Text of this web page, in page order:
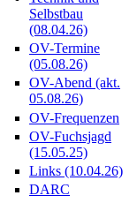
Selbstbau
(08.04.26)
OV-Termine
(05.08.26)
OV-Abend (akt.
05.08.26)
OV-Frequenzen
OV-Fuchsjagd
(15.05.25)
Links (10.04.26)
DARC